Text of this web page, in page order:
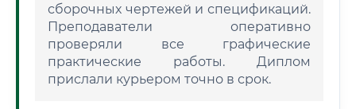
сборочных чертежей и спецификаций.
Преподаватели оперативно
проверяли все графические
практические работы. Диплом
прислали курьером точно в срок.